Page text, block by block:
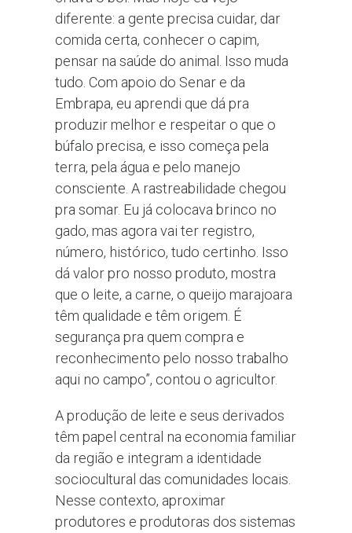
diferente: a gente precisa cuidar, dar
comida certa, conhecer o capim,
pensar na saúde do animal. Isso muda
tudo. Com apoio do Senar e da
Embrapa, eu aprendi que dá pra
produzir melhor e respeitar o que o
búfalo precisa, e isso começa pela
terra, pela água e pelo manejo
consciente. A rastreabilidade chegou
pra somar. Eu já colocava brinco no
gado, mas agora vai ter registro,
número, histórico, tudo certinho. Isso
dá valor pro nosso produto, mostra
que o leite, a carne, o queijo marajoara
têm qualidade e têm origem. É
segurança pra quem compra e
reconhecimento pelo nosso trabalho
aqui no campo”, contou o agricultor.
A produção de leite e seus derivados
têm papel central na economia familiar
da região e integram a identidade
sociocultural das comunidades locais.
Nesse contexto, aproximar
produtores e produtoras dos sistemas